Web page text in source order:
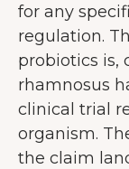
for any
regulation.
probiotics is,
rhamnosus
clinical trial
organism.
the claim